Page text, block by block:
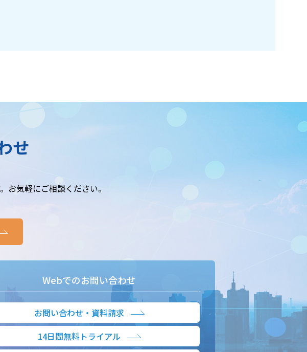
せ
お気軽にご相談ください。
Webでのお問い合わせ
お問い合わせ・資料請求
14日間無料トライアル